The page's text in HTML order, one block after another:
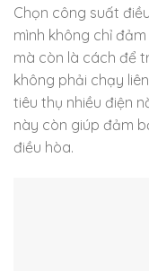
Chọn công suất
mình không chỉ
mà còn là cách để
không phải chạy
tiêu thụ nhiều điện
này còn giúp đảm
điều hòa.